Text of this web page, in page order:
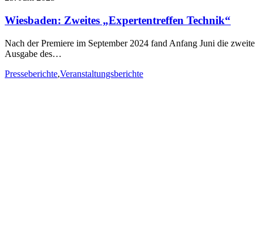
Wiesbaden: Zweites „Expertentreffen Technik“
Nach der Premiere im September 2024 fand Anfang Juni die zweite
Ausgabe des…
Presseberichte,Veranstaltungsberichte